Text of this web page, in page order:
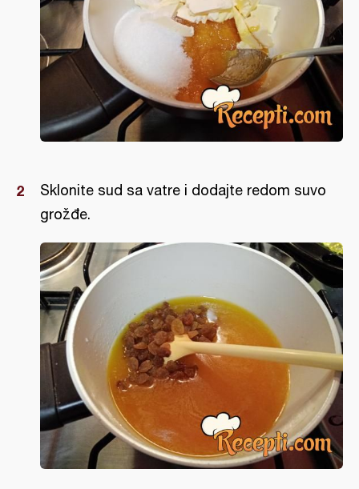
Sklonite sud sa vatre i dodajte redom suvo
grožđe.